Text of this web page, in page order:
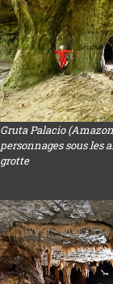
Gruta Palacio
personnages sous les
grotte